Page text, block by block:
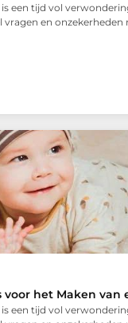
een tijd vol
vragen en onzekerheden
voor het Maken van
een tijd vol